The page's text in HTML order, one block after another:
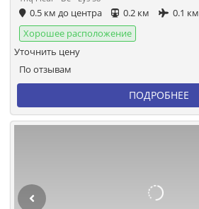
0.5 км до центра 0.2 км
0.1 км
Хорошее расположение
По отзывам
Уточнить цену
ПОДРОБНЕЕ